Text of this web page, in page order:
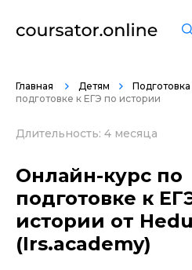
Главная Детям Подготовка
подготовке к ЕГЭ по истории
Длительность: 4 месяца
Онлайн-курс по
подготовке к
истории от Hedu
(Irs.academy)